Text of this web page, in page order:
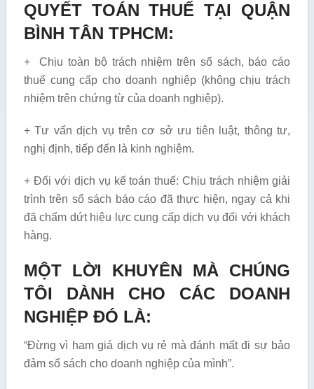
QUYẾT TOÁN THUẾ TẠI QUẬN
BÌNH TÂN TPHCM:
+ Chịu toàn bộ trách nhiệm trên sổ sách, báo cáo
thuế cung cấp cho doanh nghiệp (không chịu trách
nhiệm trên chứng từ của doanh nghiệp).
+ Tư vấn dịch vụ trên cơ sở ưu tiên luật, thông tư,
nghị định, tiếp đến là kinh nghiệm.
+ Đối với dịch vụ kế toán thuế: Chịu trách nhiệm giải
trình trên sổ sách báo cáo đã thực hiện, ngay cả khi
đã chấm dứt hiệu lực cung cấp dịch vụ đối với khách
hàng.
MỘT LỜI KHUYÊN MÀ CHÚNG
TÔI DÀNH CHO CÁC DOANH
NGHIỆP ĐÓ LÀ:
“Đừng vì ham giá dịch vụ rẻ mà đánh mất đi sự bảo
đảm sổ sách cho doanh nghiệp của mình”.